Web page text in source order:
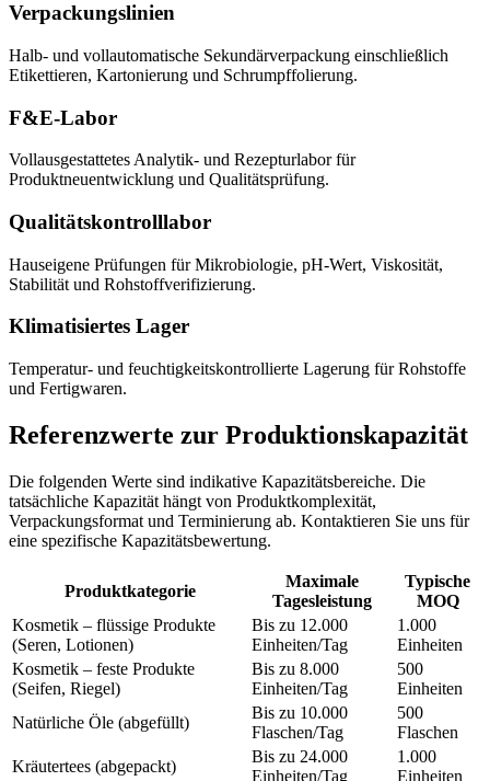
Verpackungslinien
Halb- und vollautomatische Sekundärverpackung einschließlich
Etikettieren, Kartonierung und Schrumpffolierung.
F&E-Labor
Vollausgestattetes Analytik- und Rezepturlabor für
Produktneuentwicklung und Qualitätsprüfung.
Qualitätskontrolllabor
Hauseigene Prüfungen für Mikrobiologie, pH-Wert, Viskosität,
Stabilität und Rohstoffverifizierung.
Klimatisiertes Lager
Temperatur- und feuchtigkeitskontrollierte Lagerung für Rohstoffe
und Fertigwaren.
Referenzwerte zur Produktionskapazität
Die folgenden Werte sind indikative Kapazitätsbereiche. Die
tatsächliche Kapazität hängt von Produktkomplexität,
Verpackungsformat und Terminierung ab. Kontaktieren Sie uns für
eine spezifische Kapazitätsbewertung.
Produktkategorie
Maximale
Tagesleistung
Typische
MOQ
Kosmetik – flüssige Produkte
(Seren, Lotionen)
Bis zu 12.000
Einheiten/Tag
1.000
Einheiten
Kosmetik – feste Produkte
(Seifen, Riegel)
Bis zu 8.000
Einheiten/Tag
500
Einheiten
Natürliche Öle (abgefüllt)
Bis zu 10.000
Flaschen/Tag
500
Flaschen
Kräutertees (abgepackt)
Bis zu 24.000
Einheiten/Tag
1.000
Einheiten